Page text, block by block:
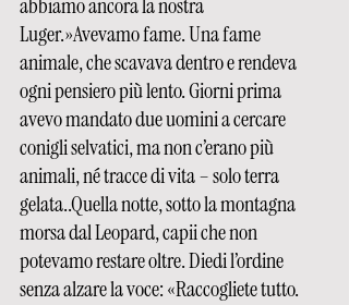
Luger.»Avevamo fame. Una fame
animale, che scavava dentro e rendeva
ogni pensiero più lento. Giorni prima
avevo mandato due uomini a cercare
conigli selvatici, ma non c’erano più
animali, né tracce di vita – solo terra
gelata..Quella notte, sotto la montagna
morsa dal Leopard, capii che non
potevamo restare oltre. Diedi l’ordine
senza alzare la voce: «Raccogliete tutto.